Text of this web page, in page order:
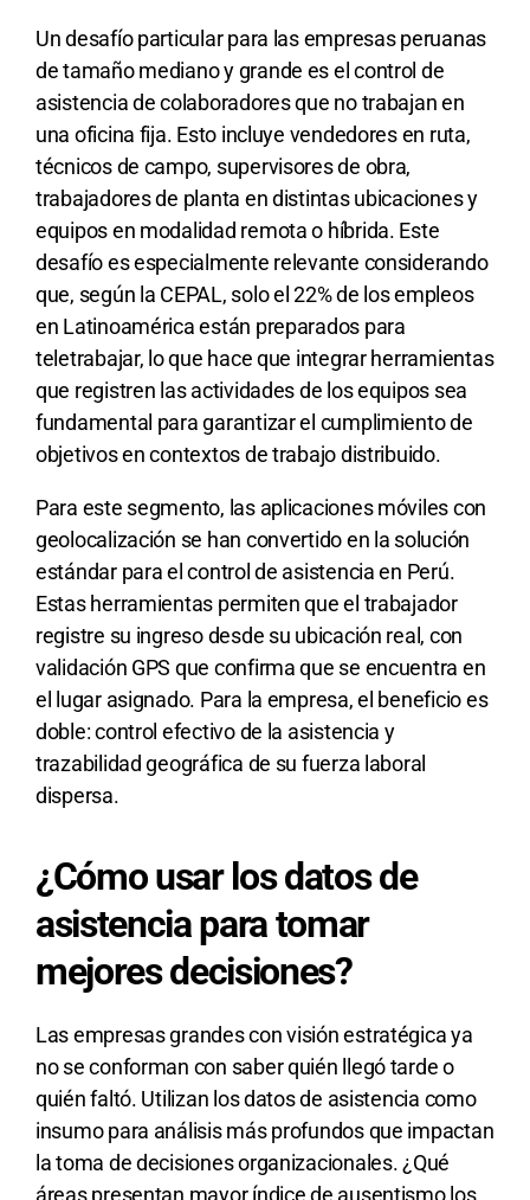
Un desafío particular para las empresas peruanas
de tamaño mediano y grande es el control de
asistencia de colaboradores que no trabajan en
una oficina fija. Esto incluye vendedores en ruta,
técnicos de campo, supervisores de obra,
trabajadores de planta en distintas ubicaciones y
equipos en modalidad remota o híbrida. Este
desafío es especialmente relevante considerando
que, según la CEPAL, solo el 22% de los empleos
en Latinoamérica están preparados para
teletrabajar, lo que hace que integrar herramientas
que registren las actividades de los equipos sea
fundamental para garantizar el cumplimiento de
objetivos en contextos de trabajo distribuido.
Para este segmento, las aplicaciones móviles con
geolocalización se han convertido en la solución
estándar para el control de asistencia en Perú.
Estas herramientas permiten que el trabajador
registre su ingreso desde su ubicación real, con
validación GPS que confirma que se encuentra en
el lugar asignado. Para la empresa, el beneficio es
doble: control efectivo de la asistencia y
trazabilidad geográfica de su fuerza laboral
dispersa.
¿Cómo usar los datos de
asistencia para tomar
mejores decisiones?
Las empresas grandes con visión estratégica ya
no se conforman con saber quién llegó tarde o
quién faltó. Utilizan los datos de asistencia como
insumo para análisis más profundos que impactan
la toma de decisiones organizacionales. ¿Qué